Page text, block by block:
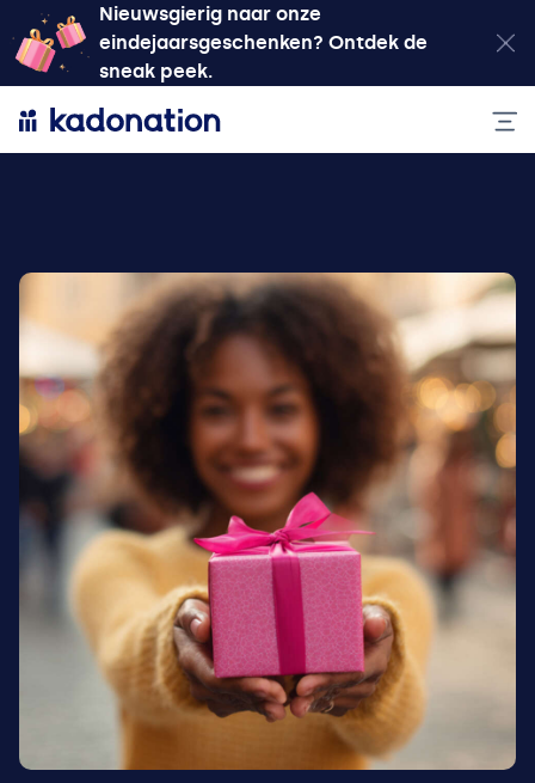
Nieuwsgierig naar onze
eindejaarsgeschenken? Ontdek de
sneak peek.